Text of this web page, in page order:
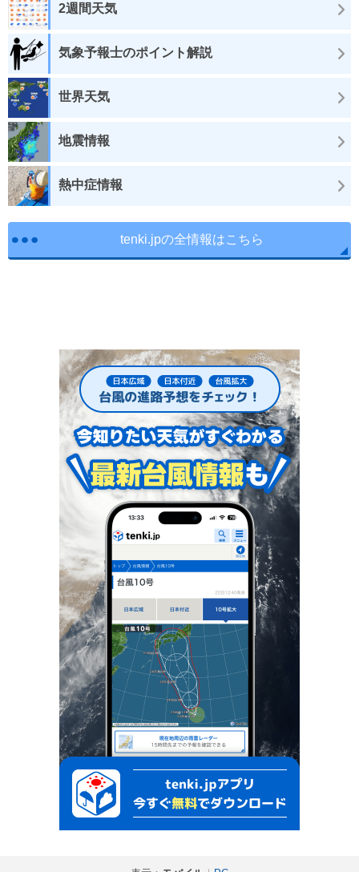
2週間天気
気象予報士のポイント解説
世界天気
地震情報
熱中症情報
tenki.jpの全情報はこちら